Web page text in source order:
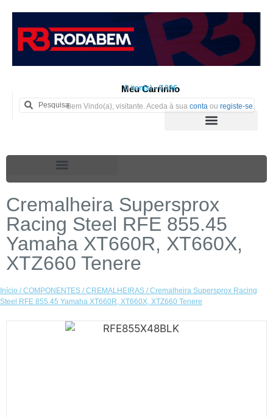
Meu Carrinho
0 iten(s) - 0.00€
Bem Vindo(a), visitante. Aceda à sua conta ou registe-se
Cremalheira Supersprox
Racing Steel RFE 855.45
Yamaha XT660R, XT660X,
XTZ660 Tenere
Início /COMPONENTES /CREMALHEIRAS / Cremalheira Supersprox Racing
Steel RFE 855.45 Yamaha XT660R, XT660X, XTZ660 Tenere